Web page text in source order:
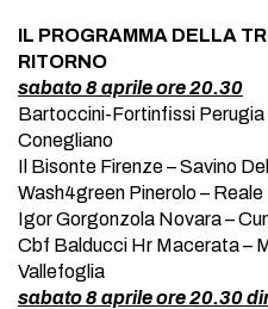
IL PROGRAMMA DELLA
RITORNO
sabato 8 aprile ore 20.30
Bartoccini-Fortinfissi
Conegliano
Il Bisonte Firenze – Savino
Wash4green Pinerolo –
Igor Gorgonzola Novara –
Cbf Balducci Hr Macerata –
Vallefoglia
sabato 8 aprile ore 20.30